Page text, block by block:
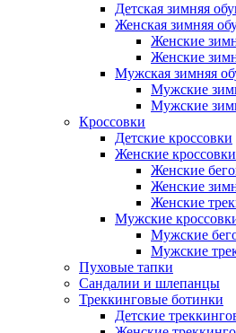
Детская зимняя
Женская зимняя
Женские
Женские
Мужская зимняя
Мужские
Мужские
Кроссовки
Детские кроссовки
Женские кроссовки
Женские
Женские
Женские
Мужские
Мужские
Мужские
Пуховые тапки
Сандалии и шлепанцы
Треккинговые ботинки
Детские